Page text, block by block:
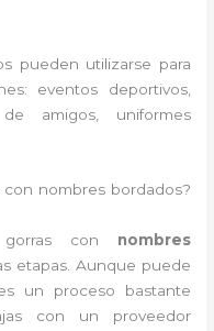
pueden utilizarse para
eventos deportivos,
amigos, uniformes
con nombres bordados?
gorras con nombres
etapas. Aunque puede
un proceso bastante
con un proveedor